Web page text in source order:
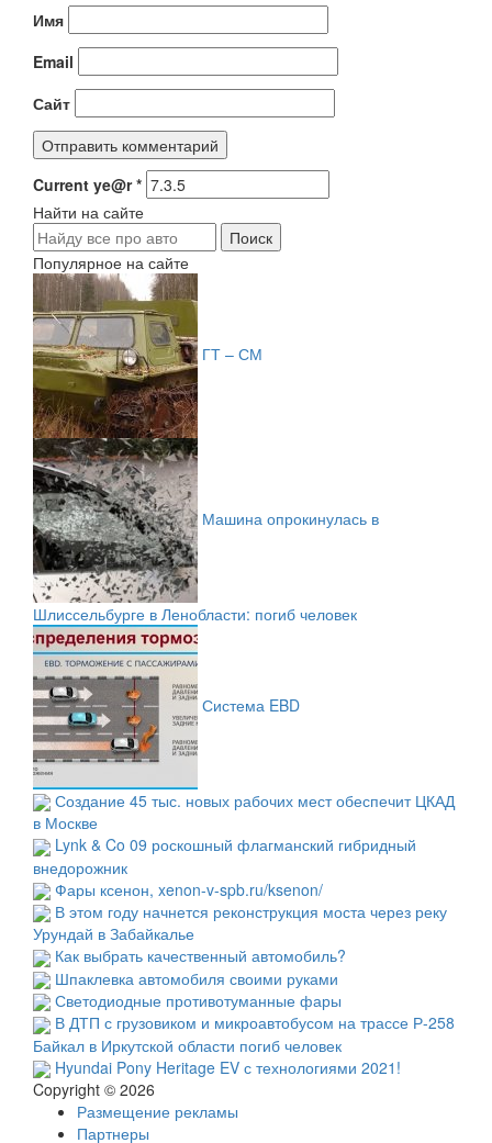
Имя
Email
Сайт
Current ye@r*
Найти на сайте
Популярное на сайте
ГТ – СМ
Машина опрокинулась в
Шлиссельбурге в Ленобласти: погиб человек
Система EBD
Создание 45 тыс. новых рабочих мест обеспечит ЦКАД
в Москве
Lynk & Co 09 роскошный флагманский гибридный
внедорожник
Фары ксенон, xenon-v-spb.ru/ksenon/
В этом году начнется реконструкция моста через реку
Урундай в Забайкалье
Как выбрать качественный автомобиль?
Шпаклевка автомобиля своими руками
Светодиодные противотуманные фары
В ДТП с грузовиком и микроавтобусом на трассе Р-258
Байкал в Иркутской области погиб человек
Hyundai Pony Heritage EV с технологиями 2021!
Copyright © 2026
Размещение рекламы
Партнеры